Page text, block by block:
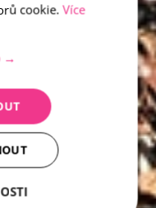
cookie. Více
→